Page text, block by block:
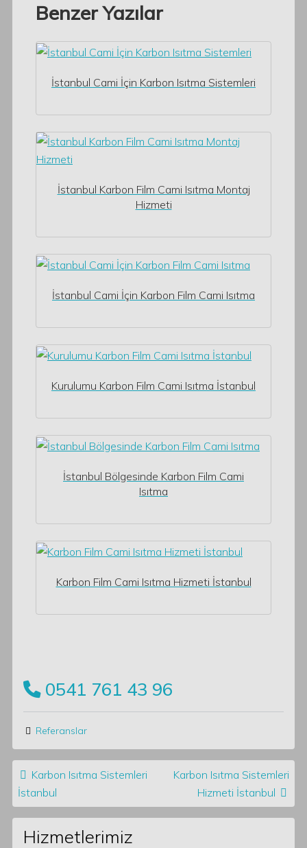
Benzer Yazılar
İstanbul Cami İçin Karbon Isıtma Sistemleri
İstanbul Karbon Film Cami Isıtma Montaj
Hizmeti
İstanbul Cami İçin Karbon Film Cami Isıtma
Kurulumu Karbon Film Cami Isıtma İstanbul
İstanbul Bölgesinde Karbon Film Cami
Isıtma
Karbon Film Cami Isıtma Hizmeti İstanbul
0541 761 43 96
Referanslar
Post navigation
Karbon Isıtma Sistemleri
İstanbul
Karbon Isıtma Sistemleri
Hizmeti İstanbul
Hizmetlerimiz